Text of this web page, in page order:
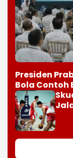
Presiden
Bola Contoh